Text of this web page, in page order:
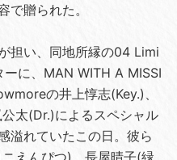
で贈られた。
担い、同地所縁の04 Limi
に、MAN WITH A MISSI
の井上惇志(Key.)、
太(Dr.)によるスペシャル
溢れていたこの日。彼ら
えんぴつ)、長屋晴子(緑